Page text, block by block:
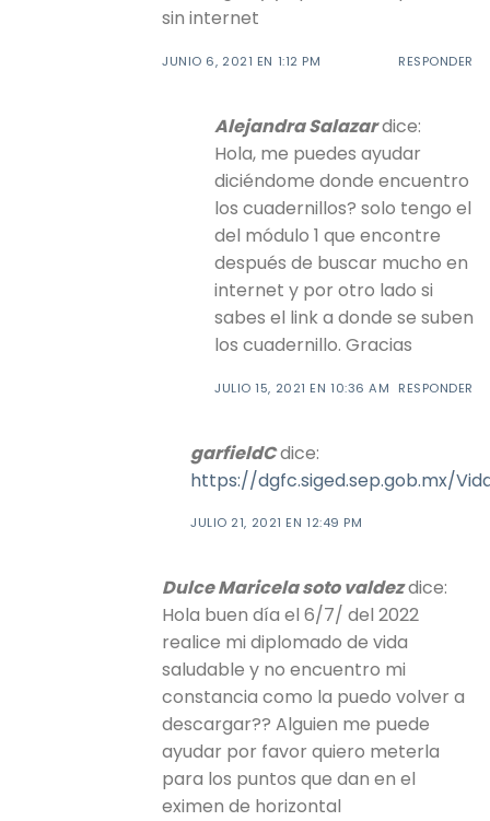
sin internet
JUNIO 6, 2021 EN 1:12 PM RESPONDER
Alejandra Salazardice:
Hola, me puedes ayudar
diciéndome donde encuentro
los cuadernillos? solo tengo el
del módulo 1 que encontre
después de buscar mucho en
internet y por otro lado si
sabes el link a donde se suben
los cuadernillo. Gracias
JULIO 15, 2021 EN 10:36 AM RESPONDER
garfieldCdice:
https://dgfc.siged.sep.gob.mx/
JULIO 21, 2021 EN 12:49 PM
Dulce Maricela soto valdezdice:
Hola buen día el 6/7/ del 2022
realice mi diplomado de vida
saludable y no encuentro mi
constancia como la puedo volver a
descargar?? Alguien me puede
ayudar por favor quiero meterla
para los puntos que dan en el
eximen de horizontal